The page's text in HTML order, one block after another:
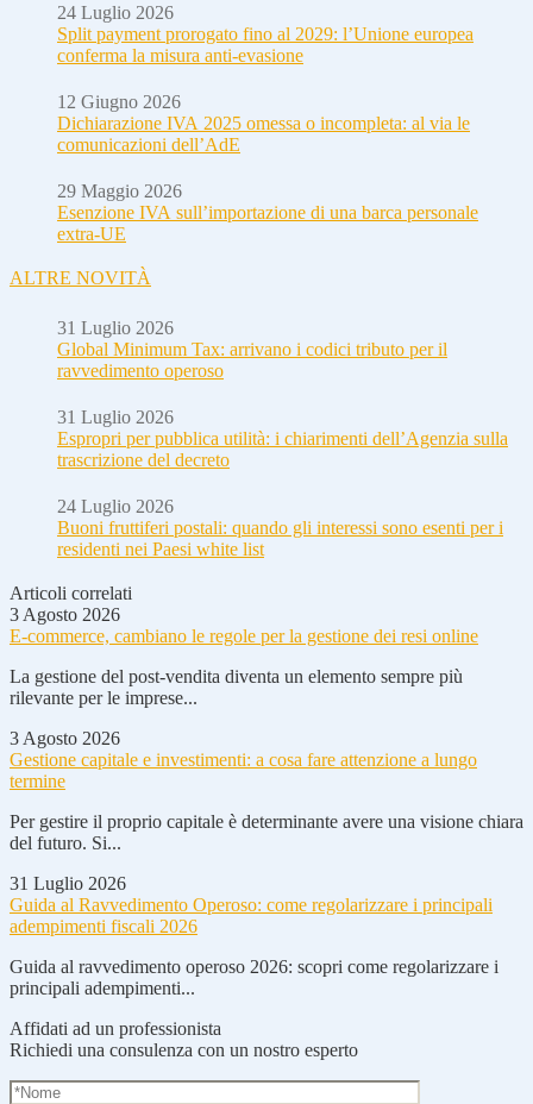
24 Luglio 2026
Split payment prorogato fino al 2029: l’Unione europea
conferma la misura anti-evasione
12 Giugno 2026
Dichiarazione IVA 2025 omessa o incompleta: al via le
comunicazioni dell’AdE
29 Maggio 2026
Esenzione IVA sull’importazione di una barca personale
extra-UE
ALTRE NOVITÀ
31 Luglio 2026
Global Minimum Tax: arrivano i codici tributo per il
ravvedimento operoso
31 Luglio 2026
Espropri per pubblica utilità: i chiarimenti dell’Agenzia sulla
trascrizione del decreto
24 Luglio 2026
Buoni fruttiferi postali: quando gli interessi sono esenti per i
residenti nei Paesi white list
Articoli correlati
3 Agosto 2026
E-commerce, cambiano le regole per la gestione dei resi online
La gestione del post-vendita diventa un elemento sempre più
rilevante per le imprese...
3 Agosto 2026
Gestione capitale e investimenti: a cosa fare attenzione a lungo
termine
Per gestire il proprio capitale è determinante avere una visione chiara
del futuro. Si...
31 Luglio 2026
Guida al Ravvedimento Operoso: come regolarizzare i principali
adempimenti fiscali 2026
Guida al ravvedimento operoso 2026: scopri come regolarizzare i
principali adempimenti...
Affidati ad un professionista
Richiedi una consulenza con un nostro esperto